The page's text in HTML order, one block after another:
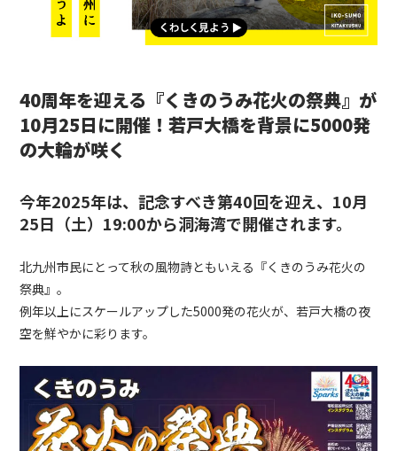
40周年を迎える『くきのうみ花火の祭典』が
10月25日に開催！若戸大橋を背景に5000発
の大輪が咲く
今年2025年は、記念すべき第40回を迎え、10月
25日（土）19:00から洞海湾で開催されます。
北九州市民にとって秋の風物詩ともいえる『くきのうみ花火の
祭典』。
例年以上にスケールアップした5000発の花火が、若戸大橋の夜
空を鮮やかに彩ります。